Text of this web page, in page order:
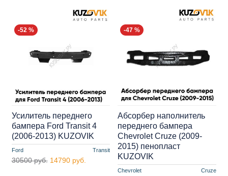
-52 %
Ford Transit
Усилитель переднего
бампера Ford Transit 4
(2006-2013) KUZOVIK
30500 руб. 14790 руб.
-47 %
Chevrolet Cruze
Абсорбер наполнитель
переднего бампера
Chevrolet Cruze (2009-
2015) пенопласт
KUZOVIK